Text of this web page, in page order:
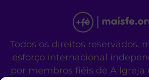
Todos os direitos reservados.
esforço internacional
por membros fiéis de A Igreja